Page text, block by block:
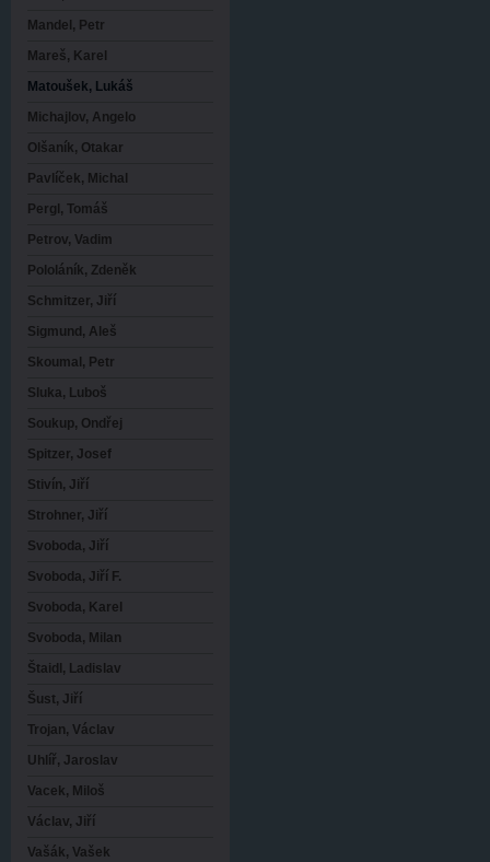
Mandel, Petr
Mareš, Karel
Matoušek, Lukáš
Michajlov, Angelo
Olšaník, Otakar
Pavlíček, Michal
Pergl, Tomáš
Petrov, Vadim
Pololáník, Zdeněk
Schmitzer, Jiří
Sigmund, Aleš
Skoumal, Petr
Sluka, Luboš
Soukup, Ondřej
Spitzer, Josef
Stivín, Jiří
Strohner, Jiří
Svoboda, Jiří
Svoboda, Jiří F.
Svoboda, Karel
Svoboda, Milan
Štaidl, Ladislav
Šust, Jiří
Trojan, Václav
Uhlíř, Jaroslav
Vacek, Miloš
Václav, Jiří
Vašák, Vašek